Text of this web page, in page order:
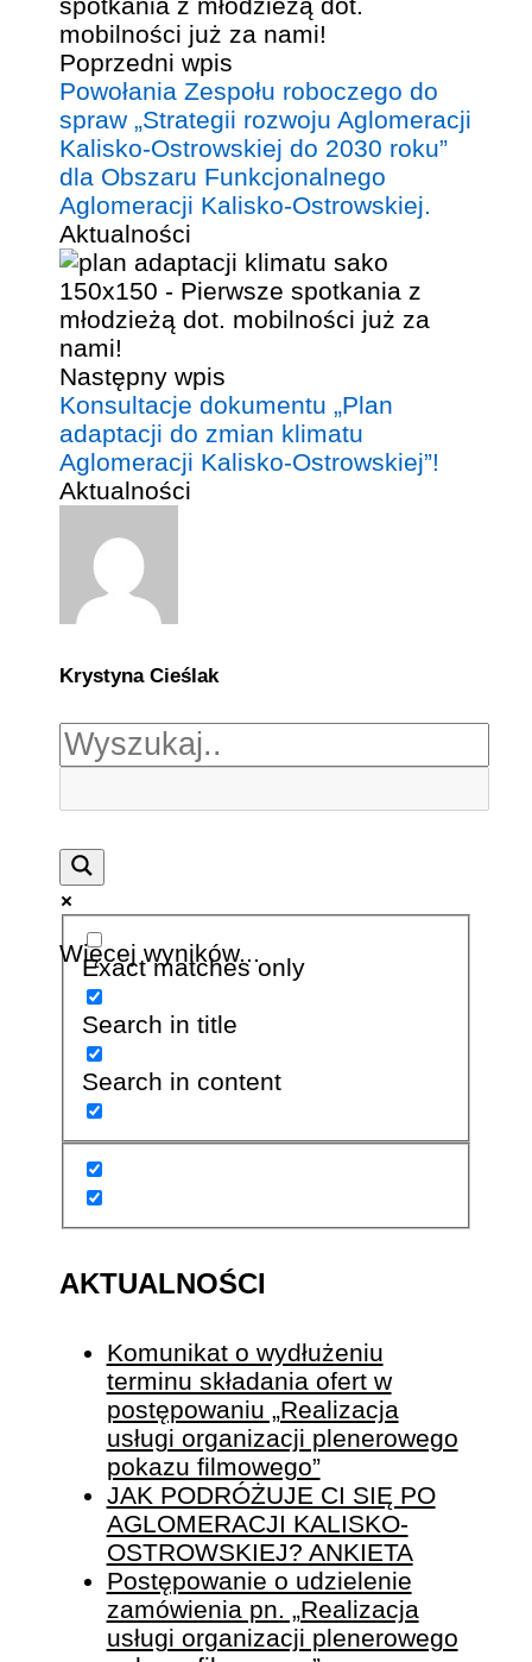
Poprzedni wpis
Powołania Zespołu roboczego do
spraw „Strategii rozwoju Aglomeracji
Kalisko-Ostrowskiej do 2030 roku”
dla Obszaru Funkcjonalnego
Aglomeracji Kalisko-Ostrowskiej.
Aktualności
Następny wpis
Konsultacje dokumentu „Plan
adaptacji do zmian klimatu
Aglomeracji Kalisko-Ostrowskiej”!
Aktualności
Krystyna Cieślak
Więcej wyników...
Exact matches only
Search in title
Search in content
AKTUALNOŚCI
Komunikat o wydłużeniu
terminu składania ofert w
postępowaniu „Realizacja
usługi organizacji plenerowego
pokazu filmowego”
JAK PODRÓŻUJE CI SIĘ PO
AGLOMERACJI KALISKO-
OSTROWSKIEJ? ANKIETA
Postępowanie o udzielenie
zamówienia pn. „Realizacja
usługi organizacji plenerowego